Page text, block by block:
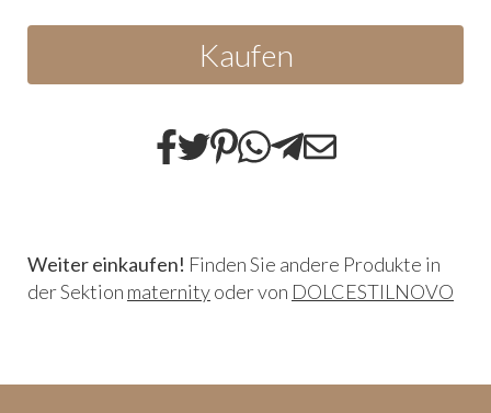
Kaufen
Weiter einkaufen! Finden Sie andere Produkte in
der Sektion maternityoder von DOLCESTILNOVO